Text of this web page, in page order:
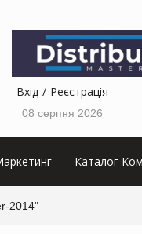
Вхід Реєстрація
08 серпня 2026
Каталог
2014"